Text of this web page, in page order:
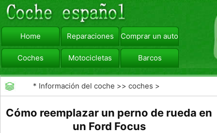
Home Reparaciones Comprar un automóvil
Coches Motocicletas Barcos
viajar Camiones
* Información del coche >>coches >
Cómo reemplazar un perno de rueda en
un Ford Focus